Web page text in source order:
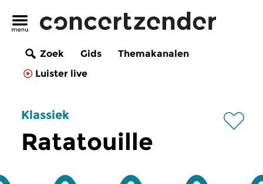
Zoek Gids
Themakanalen
Luister live
Klassiek
Ratatouille